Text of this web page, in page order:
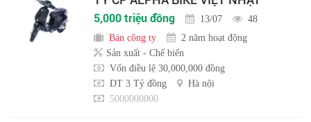
5,000 triệu đồng 13/07
48
Bán công ty
2 năm hoạt động
Sản xuất - Chế biến
Vốn điều lệ 30,000,000 đồng
DT 3 Tỷ đồng
Hà nội
5000000000